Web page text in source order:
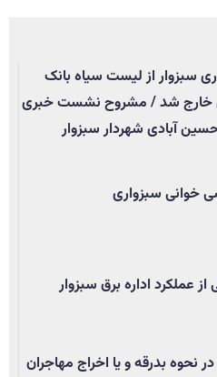
سبزوار از لیست سیاه بانک
خارج شد / مشروح نشست خبری
آبادی شهردار سبزوار
خوانی سبزواری
از عملکرد اداره برق سبزوار
نحوه بدرقه و یا اخراج مهاجران